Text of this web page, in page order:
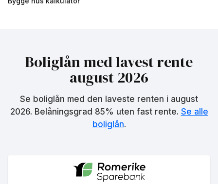
Boliglån fastrente 3 år
eff.rente
Boliglån med lavest rente
august 2026
Se boliglån med den laveste renten i august
2026. Belåningsgrad 85% uten fast rente. Se alle
boliglån.